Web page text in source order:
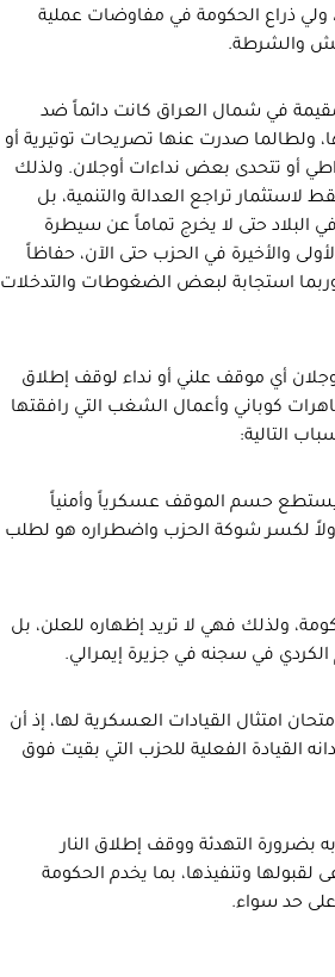
ولي ذراع الحكومة في مفاوضات عملية
والشرطة.
في شمال العراق كانت دائماً ضد
ولطالما صدرت عنها تصريحات توتيرية أو
أو تتحدى بعض نداءات أوجلان. ولذلك
تراجع العدالة والتنمية، بل
حتى لا يخرج تماماً عن سيطرة
والأخيرة في الحزب حتى الآن، حفاظاً
وربما استجابة لبعض الضغوطات والتدخلات
أوجلان أي موقف علني أو نداء لوقف إطلاق
كوباني وأعمال الشغب التي رافقتها
يستطع حسم الموقف عسكرياً وأمنياً
لكسر شوكة الحزب واضطراره هو لطلب
ولذلك فهي لا تريد إظهاره للعلن، بل
في سجنه في جزيرة إيمرالي.
امتثال القيادات العسكرية لها، إذ أن
القيادة الفعلية للحزب التي بقيت فوق
بضرورة التهدئة ووقف إطلاق النار
وتنفيذها، بما يخدم الحكومة
على حد سواء.